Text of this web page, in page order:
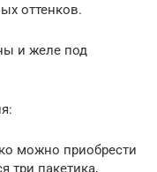
оттенков.
и желе под
можно приобрести
три пакетика,